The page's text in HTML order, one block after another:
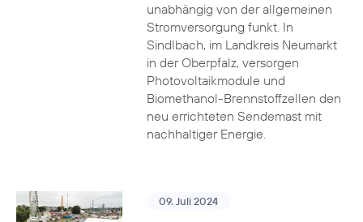
unabhängig von der allgemeinen
Stromversorgung funkt. In
Sindlbach, im Landkreis Neumarkt
in der Oberpfalz, versorgen
Photovoltaikmodule und
Biomethanol-Brennstoffzellen den
neu errichteten Sendemast mit
nachhaltiger Energie.
09. Juli 2024